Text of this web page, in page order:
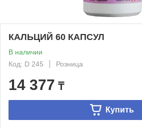
КАЛЬЦИЙ 60 КАПСУЛ
В наличии
Код: D 245
Розница
14 377 ₸
Купить